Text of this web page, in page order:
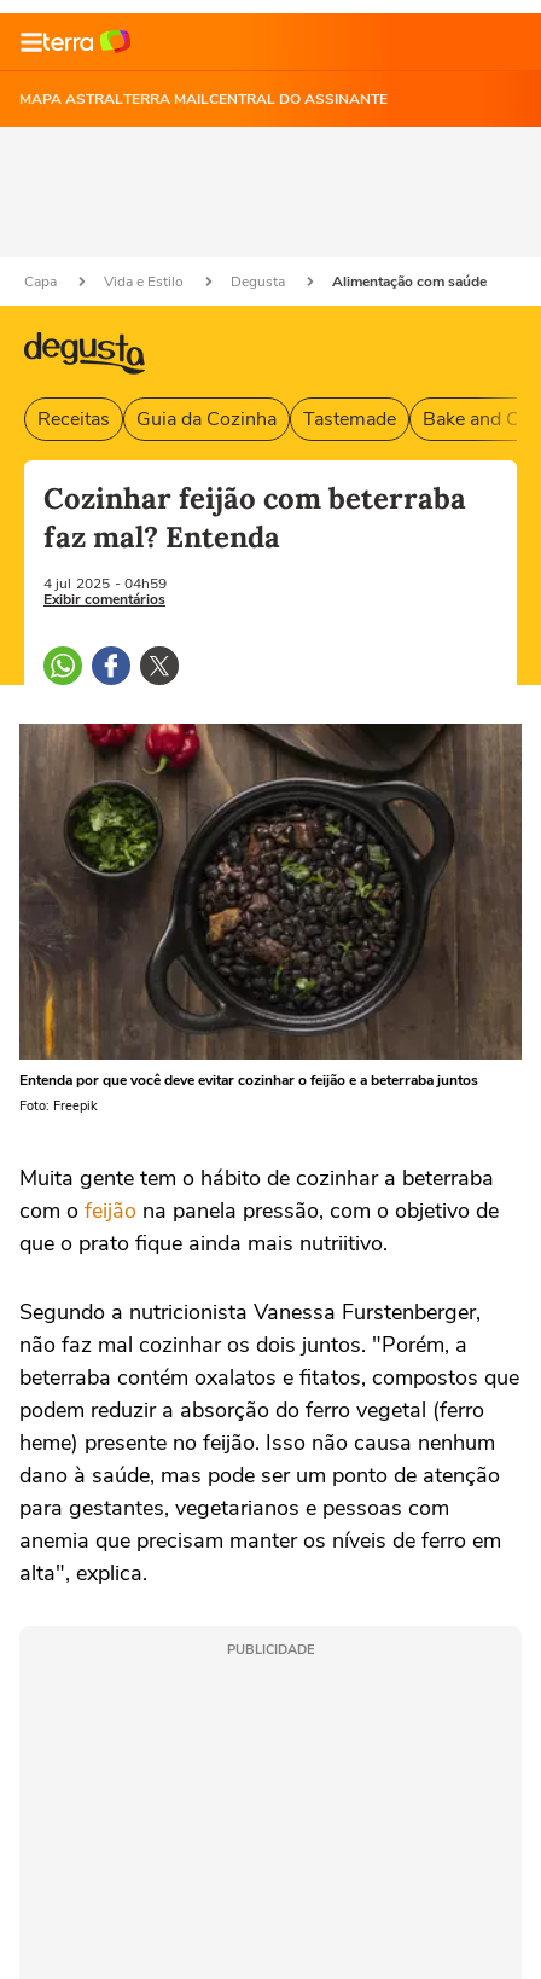
MAPA ASTRALTERRA MAILCENTRAL DO ASSINANTE
Capa Vida e Estilo Degusta Alimentação com saúde
Receitas Guia da Cozinha Tastemade Bake and
Cozinhar feijão com beterraba
faz mal? Entenda
4 jul 2025 - 04h59
Exibir comentários
Entenda por que você deve evitar cozinhar o feijão e a beterraba juntos
Foto: Freepik
Muita gente tem o hábito de cozinhar a beterraba
com o feijão na panela pressão, com o objetivo de
que o prato fique ainda mais nutriitivo.
Segundo a nutricionista Vanessa Furstenberger,
não faz mal cozinhar os dois juntos. "Porém, a
beterraba contém oxalatos e fitatos, compostos que
podem reduzir a absorção do ferro vegetal (ferro
heme) presente no feijão. Isso não causa nenhum
dano à saúde, mas pode ser um ponto de atenção
para gestantes, vegetarianos e pessoas com
anemia que precisam manter os níveis de ferro em
alta", explica.
PUBLICIDADE